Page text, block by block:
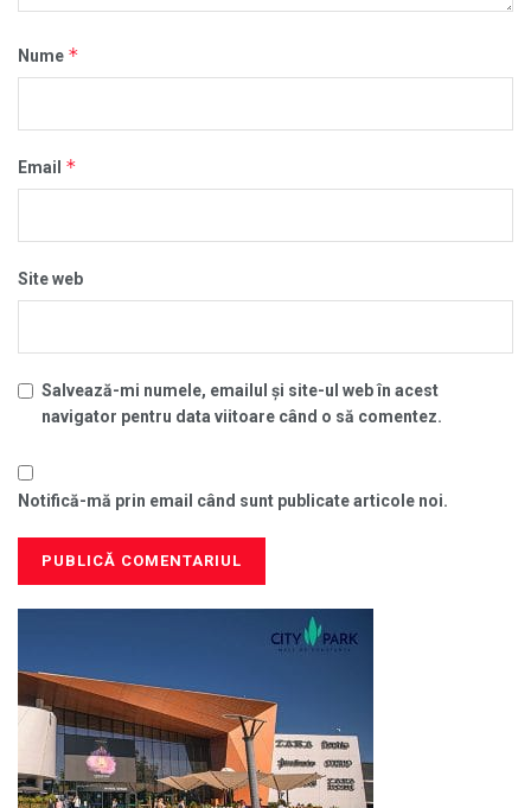
Nume *
Email *
Site web
Salvează-mi numele, emailul și site-ul web în acest
navigator pentru data viitoare când o să comentez.
Notifică-mă prin email când sunt publicate articole noi.